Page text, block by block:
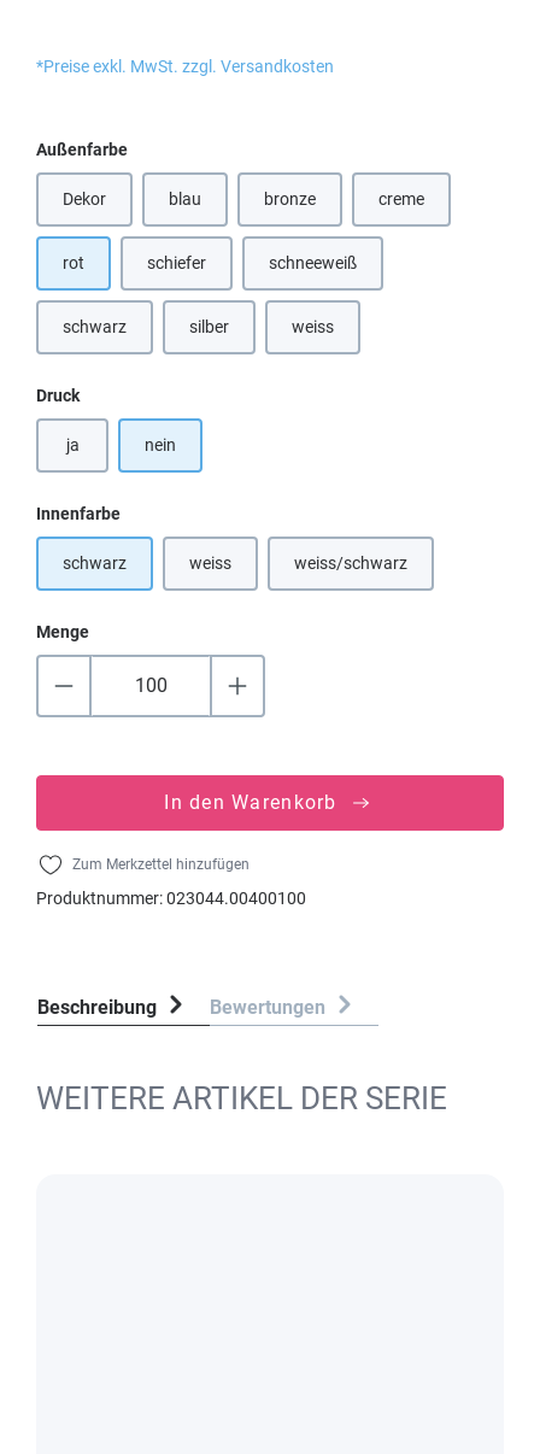
*Preise exkl. MwSt. zzgl. Versandkosten
Außenfarbeauswählen
Dekor blau(Diese Option ist zurzeit nicht verfügbar.)
bronze(Diese Option ist zurzeit nicht
creme(Diese Option ist
rot schiefer schneeweiß
schwarz silber weiss(Diese Option ist zurzeit nicht
Druckauswählen
ja nein
Innenfarbeauswählen
schwarz weiss(Diese Option ist zurzeit nicht verfügbar.)
weiss/schwarz(Diese Option ist zurzeit
Menge
In den Warenkorb
Zum Merkzettel hinzufügen
Produktnummer:023044.00400100
Beschreibung Bewertungen
WEITERE ARTIKEL DER SERIE